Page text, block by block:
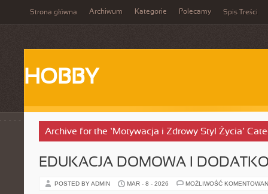
Strona główna Archiwum Kategorie Polecamy Spis Treści
HOBBY
Archive for the ‘Motywacja i Zdrowy Styl Życia’
EDUKACJA DOMOWA I
POSTED BY ADMIN MAR - 8 - 2026 MOŻLIWOŚĆ